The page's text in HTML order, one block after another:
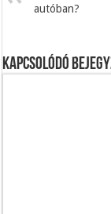
autóban?
Kapcsolódó